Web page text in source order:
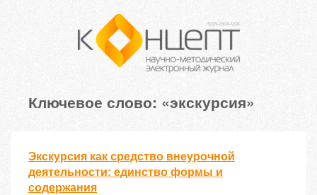
Ключевое слово: «экскурсия»
Экскурсия как средство внеурочной
деятельности: единство формы и
содержания